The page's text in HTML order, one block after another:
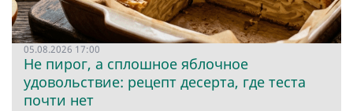
05.08.2026 17:00
Не пирог, а сплошное яблочное
удовольствие: рецепт десерта, где теста
почти нет